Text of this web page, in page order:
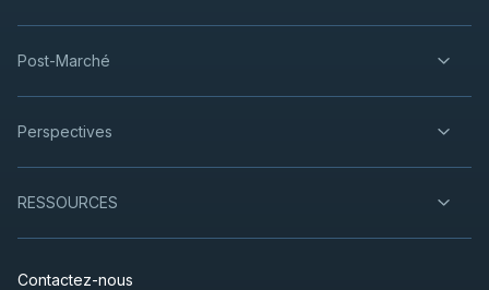
Post-Marché
Perspectives
RESSOURCES
Contactez-nous